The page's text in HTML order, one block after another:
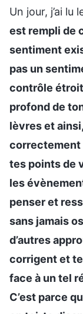
Un jour, j’ai lu
est rempli de
sentiment
pas un
contrôle
profond de
lèvres et
correctement
tes points de
les
penser et
sans jamais
d’autres
corrigent et
face à un tel
C’est parce